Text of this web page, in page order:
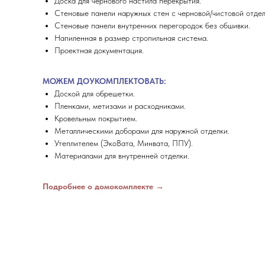
Стеновые панели наружных стен с черновой/чистовой
Стеновые панели внутренних перегородок без обшивки.
Напиленная в размер стропильная система.
Проектная документация.
МОЖЕМ ДОУКОМПЛЕКТОВАТЬ:
Доской для обрешетки.
Пленками, метизами и расходниками.
Кровельным покрытием.
Металлическими доборами для наружной отделки.
Утеплителем (ЭкоВата, Минвата, ППУ).
Материалами для внутренней отделки.
Подробнее о домокомплекте →